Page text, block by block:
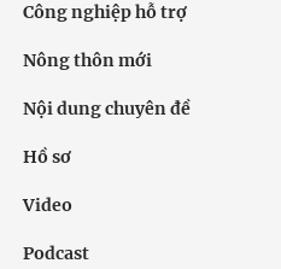
Công nghiệp hỗ trợ
Nông thôn mới
Nội dung chuyên đề
Hồ sơ
Video
Podcast